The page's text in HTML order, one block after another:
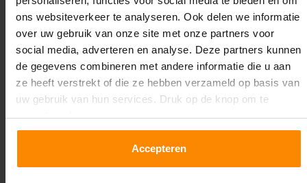
ons websiteverkeer te analyseren. Ook delen we informatie
over uw gebruik van onze site met onze partners voor
social media, adverteren en analyse. Deze partners kunnen
de gegevens combineren met andere informatie die u aan
ze heeft verstrekt of die ze hebben verzameld op basis van
uw gebruik van hun services. Druk op de knop om te
accepteren!
Accepteren